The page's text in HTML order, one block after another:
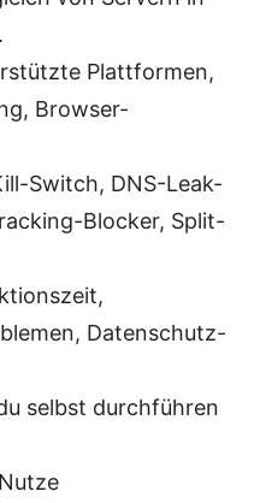
Plattformen,
Browser-
Switch, DNS-Leak-
Blocker, Split-
Datenschutz-
selbst durchführen